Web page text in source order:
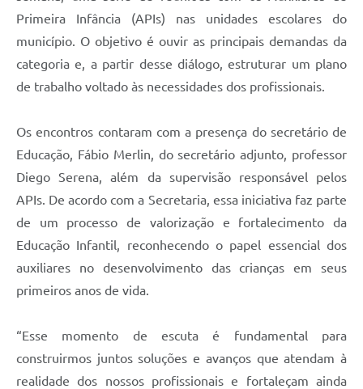
Primeira Infância (APIs) nas unidades escolares do
município. O objetivo é ouvir as principais demandas da
categoria e, a partir desse diálogo, estruturar um plano
de trabalho voltado às necessidades dos profissionais.
Os encontros contaram com a presença do secretário de
Educação, Fábio Merlin, do secretário adjunto, professor
Diego Serena, além da supervisão responsável pelos
APIs. De acordo com a Secretaria, essa iniciativa faz parte
de um processo de valorização e fortalecimento da
Educação Infantil, reconhecendo o papel essencial dos
auxiliares no desenvolvimento das crianças em seus
primeiros anos de vida.
“Esse momento de escuta é fundamental para
construirmos juntos soluções e avanços que atendam à
realidade dos nossos profissionais e fortaleçam ainda